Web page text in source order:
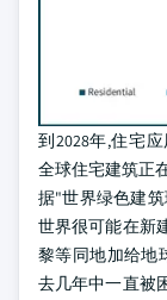
到2028年,住宅
全球住宅建筑正
据"世界绿色建筑
世界很可能在新
黎等同地加给地
去几年中一直被